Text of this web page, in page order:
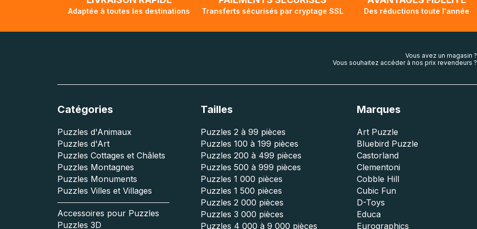
Adaptée à toutes les destinations Transferts sécurisés par cryptage SSL Des réductions toute l'année
Vous avez un magasin ?
Vous souhaitez accéder à nos prix revendeurs ?
Catégories
Puzzles d'Animaux
Puzzles d'Art
Puzzles Cottages et Châlets
Puzzles Montagnes
Puzzles Monuments
Puzzles Villes et Villages
Accessoires pour Puzzles
Puzzles 3D
Tailles
Puzzles 2 à 99 pièces
Puzzles 100 à 199 pièces
Puzzles 200 à 499 pièces
Puzzles 500 à 999 pièces
Puzzles 1 000 pièces
Puzzles 1 500 pièces
Puzzles 2 000 pièces
Puzzles 3 000 pièces
Puzzles 4 000 à 9 000 pièces
Marques
Art Puzzle
Bluebird Puzzle
Castorland
Clementoni
Cobble Hill
Cubic Fun
D-Toys
Educa
Eurographics